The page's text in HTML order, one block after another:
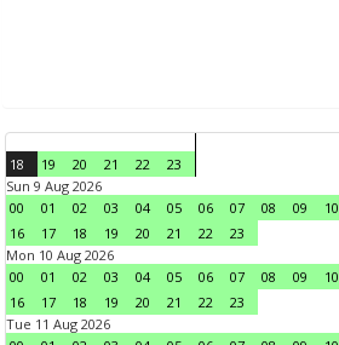
18 19 20 21 22
23
Sun 9 Aug 2026
00
01 02 03 04 05 06 07 08 09 10
16
17 18 19 20 21 22
23
Mon 10 Aug 2026
00
01 02 03 04 05 06 07 08 09 10
16
17 18 19 20 21 22
23
Tue 11 Aug 2026